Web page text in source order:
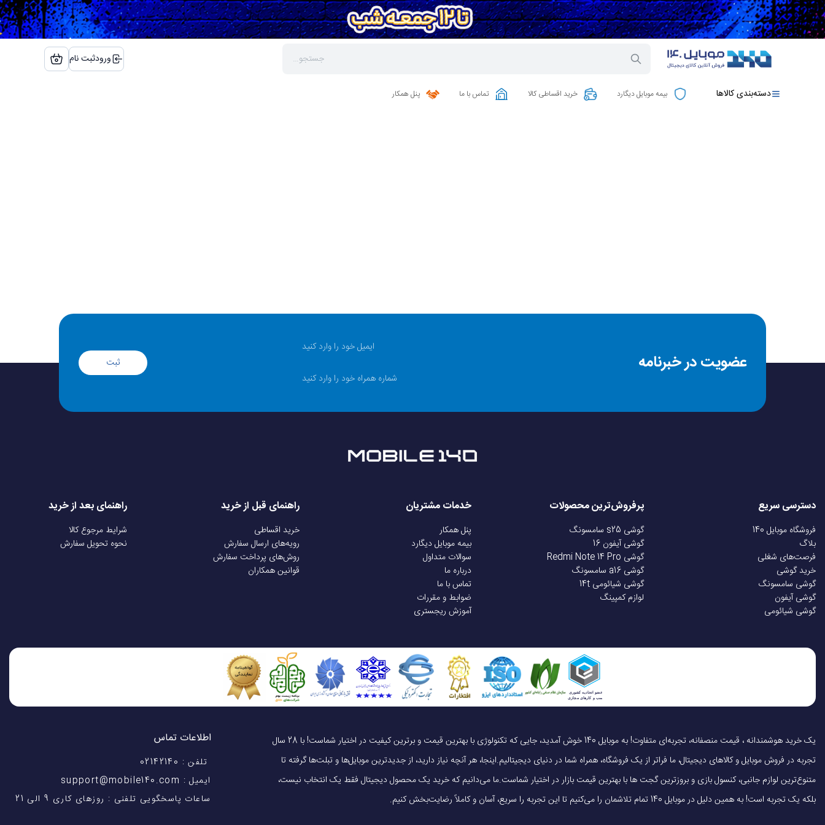
ورودثبت نام
دسته‌بندی کالاها بیمه موبایل دیگارد خرید اقساطی کالا تماس با ما پنل همکار
عضویت در خبرنامه ثبت
دسترسی سریع
فروشگاه موبایل 140
بلاگ
فرصت‌های شغلی
خرید گوشی
گوشی سامسونگ
گوشی آیفون
گوشی شیائومی
پرفروش‌ترین محصولات
گوشی s25 سامسونگ
گوشی آیفون 16
گوشی Redmi Note 14 Pro
گوشی a16 سامسونگ
گوشی شیائومی 14t
لوازم کمپینگ
خدمات مشتریان
پنل همکار
بیمه موبایل دیگارد
سوالات متداول
درباره ما
تماس با ما
ضوابط و مقررات
آموزش ریجستری
راهنمای قبل از خرید
خرید اقساطی
رویه‌های ارسال سفارش
روش‌های پرداخت سفارش
قوانین همکاران
راهنمای بعد از خرید
شرایط مرجوع کالا
نحوه تحویل سفارش
یک خرید هوشمندانه ، قیمت منصفانه، تجربه‌ای متفاوت! به موبایل 140 خوش آمدید، جایی که تکنولوژی با بهترین قیمت و برترین کیفیت در اختیار شماست! با 28 سال
تجربه در فروش موبایل و کالاهای دیجیتال، ما فراتر از یک فروشگاه، همراه شما در دنیای دیجیتالیم.اینجا، هر آنچه نیاز دارید، از جدیدترین موبایل‌ها و تبلت‌ها گرفته تا
متنوع‌ترین لوازم جانبی، کنسول بازی و بروزترین گجت ها با بهترین قیمت بازار در اختیار شماست.ما می‌دانیم که خرید یک محصول دیجیتال فقط یک انتخاب نیست،
بلکه یک تجربه است! به همین دلیل در موبایل 140 تمام تلاشمان را می‌کنیم تا این تجربه را سریع، آسان و کاملاً رضایت‌بخش کنیم.
اطلاعات تماس
تلفن : 02142140
ایمیل : support@mobile140.com
ساعات پاسخگویی تلفنی : روزهای کاری 9 الی 21